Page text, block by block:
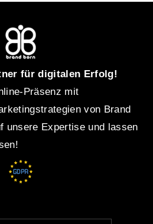
für digitalen Erfolg!
Präsenz mit
von Brand
unsere Expertise und lassen